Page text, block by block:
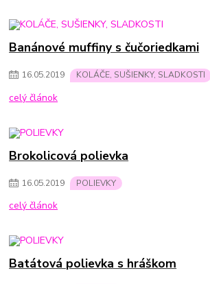
Banánové muffiny s čučoriedkami
16.05.2019 KOLÁČE, SUŠIENKY, SLADKOSTI
celý článok
Brokolicová polievka
16.05.2019 POLIEVKY
celý článok
Batátová polievka s hráškom